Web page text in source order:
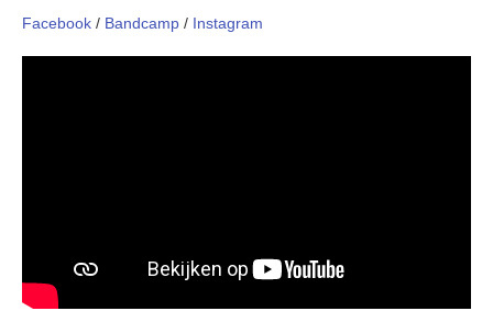
Facebook / Bandcamp / Instagram